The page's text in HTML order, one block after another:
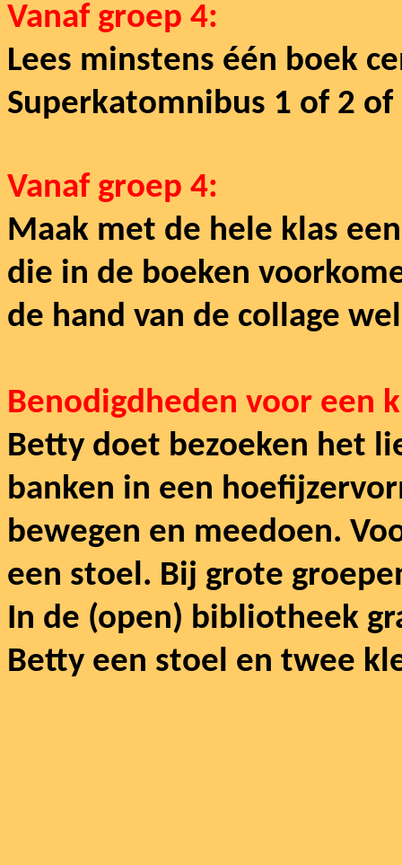
Vanaf groep 4:
Lees minstens één boek
Superkatomnibus 1 of 2
Vanaf groep 4:
Maak met de hele klas
die in de boeken
de hand van de collage
Benodigdheden voor een
Betty doet bezoeken het
banken in een
bewegen en meedoen.
een stoel. Bij grote
In de (open) bibliotheek
Betty een stoel en twee